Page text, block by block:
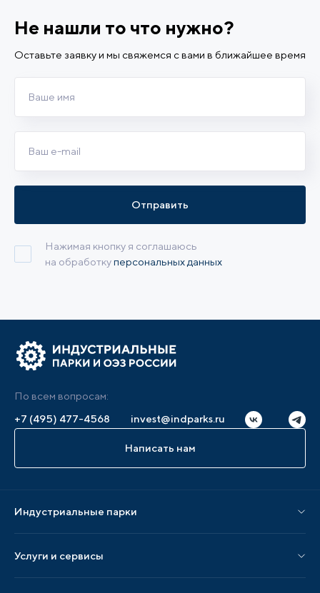
Не нашли то что нужно?
Оставьте заявку и мы свяжемся с вами в ближайшее время
Нажимая кнопку я соглашаюсь
на обработкуперсональных данных
Отправить
По всем вопросам:
+7 (495) 477-4568
invest@indparks.ru
Написать нам
Индустриальные парки
Парки по регионам
Услуги и сервисы